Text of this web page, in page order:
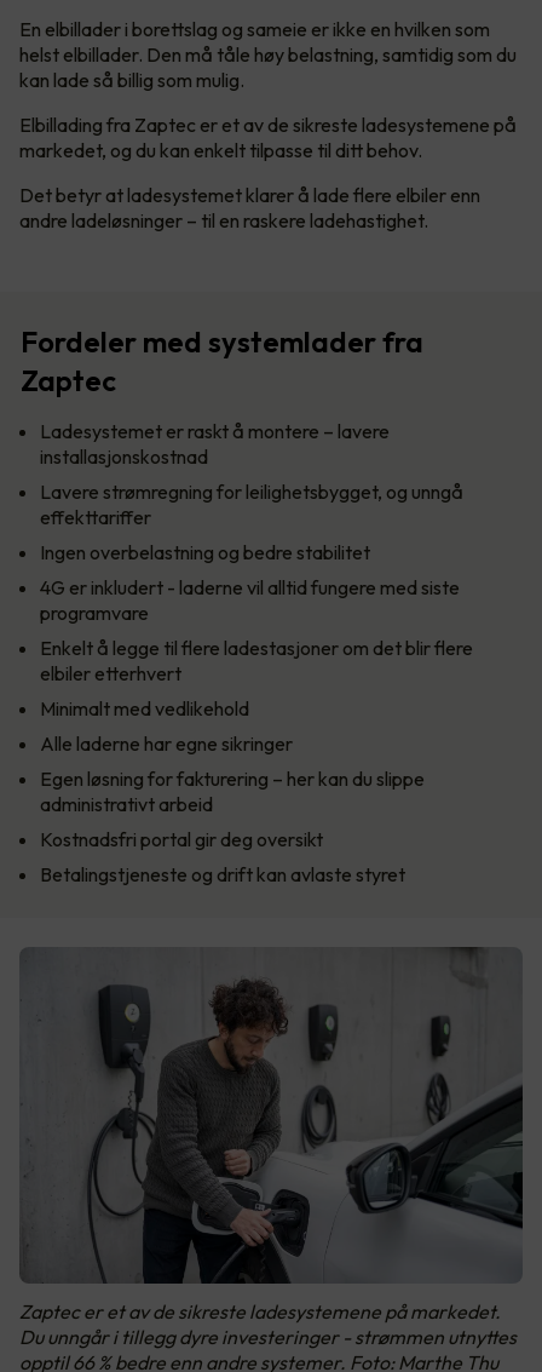
En elbillader i borettslag og sameie er ikke en hvilken som
helst elbillader. Den må tåle høy belastning, samtidig som du
kan lade så billig som mulig.
Elbillading fra Zaptec er et av de sikreste ladesystemene på
markedet, og du kan enkelt tilpasse til ditt behov.
Det betyr at ladesystemet klarer å lade flere elbiler enn
andre ladeløsninger – til en raskere ladehastighet.
Fordeler med systemlader fra
Zaptec
Ladesystemet er raskt å montere – lavere
installasjonskostnad
Lavere strømregning for leilighetsbygget, og unngå
effekttariffer
Ingen overbelastning og bedre stabilitet
4G er inkludert - laderne vil alltid fungere med siste
programvare
Enkelt å legge til flere ladestasjoner om det blir flere
elbiler etterhvert
Minimalt med vedlikehold
Alle laderne har egne sikringer
Egen løsning for fakturering – her kan du slippe
administrativt arbeid
Kostnadsfri portal gir deg oversikt
Betalingstjeneste og drift kan avlaste styret
Zaptec er et av de sikreste ladesystemene på markedet.
Du unngår i tillegg dyre investeringer - strømmen utnyttes
opptil 66 % bedre enn andre systemer. Foto: Marthe Thu